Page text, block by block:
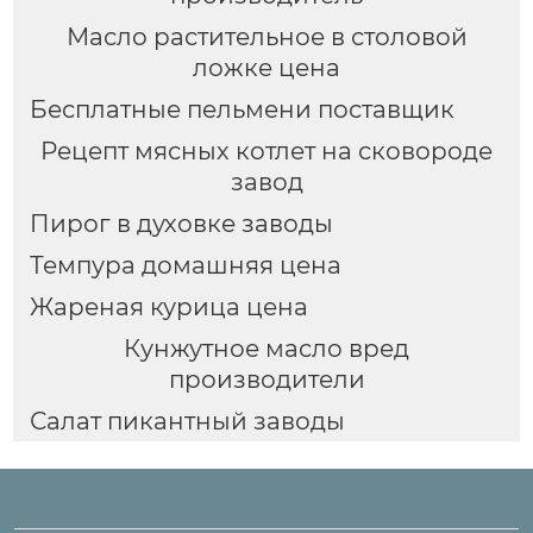
Масло растительное в столовой
ложке цена
Бесплатные пельмени поставщик
Рецепт мясных котлет на сковороде
завод
Пирог в духовке заводы
Темпура домашняя цена
Жареная курица цена
Кунжутное масло вред
производители
Салат пикантный заводы